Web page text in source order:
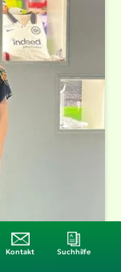
Kontakt Suchhilfe